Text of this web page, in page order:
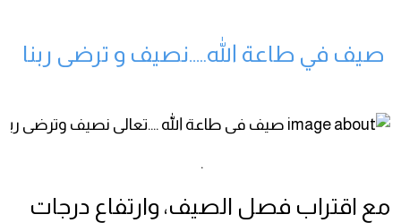
صيف في طاعة الله…..نصيف و ترضى ربنا
.
مع اقتراب فصل الصيف، وارتفاع درجات